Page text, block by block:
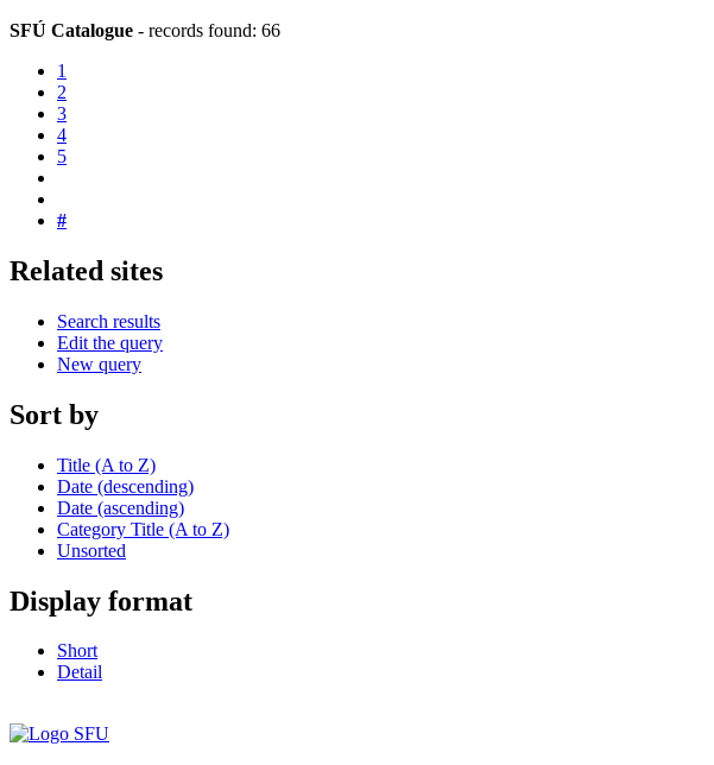
SFÚ Catalogue - records found: 66
1
2
3
4
5
#
Related sites
Search results
Edit the query
New query
Sort by
Title (A to Z)
Date (descending)
Date (ascending)
Category Title (A to Z)
Unsorted
Display format
Short
Detail